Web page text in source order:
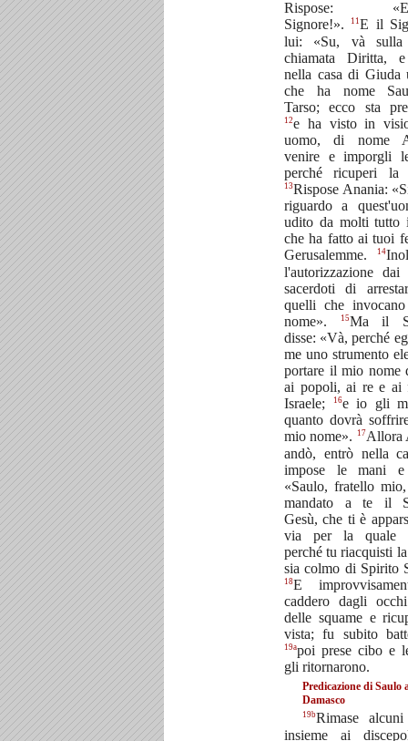
Rispose:
Signore!».
11E il
lui: «Su, và sulla
chiamata Diritta,
nella casa di Giuda
che ha nome
Tarso; ecco sta
12e ha visto in
uomo, di nome
venire e imporgli
perché ricuperi la
13Rispose Anania:
riguardo a
udito da molti tutto
che ha fatto ai tuoi
Gerusalemme.
14
l'autorizzazione dai
sacerdoti di
quelli che
nome».
15Ma il
disse: «Và, perché
me uno strumento
portare il mio nome
ai popoli, ai re e
Israele;
16e io gli
quanto dovrà
mio nome».
17Allora
andò, entrò nella
impose le mani e
«Saulo, fratello
mandato a te il
Gesù, che ti è
via per la quale
perché tu riacquisti
sia colmo di Spirito
18E
caddero dagli
delle squame e
vista; fu subito
19apoi prese cibo e
gli ritornarono.
Predicazione di Saulo
Damasco
19bRimase
insieme ai